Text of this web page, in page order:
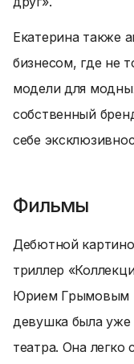
Екатерина также
бизнесом, где не
модели для
собственный
себе
Фильмы
Дебютной
триллер
Юрием Грымовым
девушка была уже
театра. Она легко